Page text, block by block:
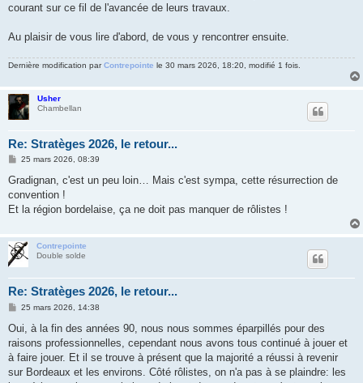
courant sur ce fil de l'avancée de leurs travaux.
Au plaisir de vous lire d'abord, de vous y rencontrer ensuite.
Dernière modification parContrepointe le 30 mars 2026, 18:20, modifié 1 fois.
Usher
Chambellan
Re: Stratèges 2026, le retour...
M
s
a
g
25 mars 2026, 08:39
Gradignan, c'est un peu loin… Mais c'est sympa, cette résurrection de
convention !
Et la région bordelaise, ça ne doit pas manquer de rôlistes !
Contrepointe
Double solde
Re: Stratèges 2026, le retour...
M
s
a
g
25 mars 2026, 14:38
Oui, à la fin des années 90, nous nous sommes éparpillés pour des
raisons professionnelles, cependant nous avons tous continué à jouer et
à faire jouer. Et il se trouve à présent que la majorité a réussi à revenir
sur Bordeaux et les environs. Côté rôlistes, on n'a pas à se plaindre: les